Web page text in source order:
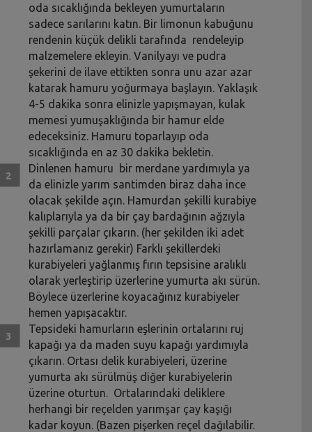
oda sıcaklığında bekleyen yumurtaların
sadece sarılarını katın. Bir limonun kabuğunu
rendenin küçük delikli tarafında rendeleyip
malzemelere ekleyin. Vanilyayı ve pudra
şekerini de ilave ettikten sonra unu azar azar
katarak hamuru yoğurmaya başlayın. Yaklaşık
4-5 dakika sonra elinizle yapışmayan, kulak
memesi yumuşaklığında bir hamur elde
edeceksiniz. Hamuru toparlayıp oda
sıcaklığında en az 30 dakika bekletin.
Dinlenen hamuru bir merdane yardımıyla ya
da elinizle yarım santimden biraz daha ince
olacak şekilde açın. Hamurdan şekilli kurabiye
kalıplarıyla ya da bir çay bardağının ağzıyla
şekilli parçalar çıkarın. (her şekilden iki adet
hazırlamanız gerekir) Farklı şekillerdeki
kurabiyeleri yağlanmış fırın tepsisine aralıklı
olarak yerleştirip üzerlerine yumurta akı sürün.
Böylece üzerlerine koyacağınız kurabiyeler
hemen yapışacaktır.
Tepsideki hamurların eşlerinin ortalarını ruj
kapağı ya da maden suyu kapağı yardımıyla
çıkarın. Ortası delik kurabiyeleri, üzerine
yumurta akı sürülmüş diğer kurabiyelerin
üzerine oturtun. Ortalarındaki deliklere
herhangi bir reçelden yarımşar çay kaşığı
kadar koyun. (Bazen pişerken reçel dağılabilir.